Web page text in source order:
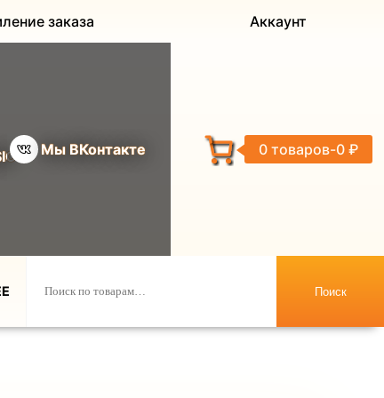
заказа Аккаунт
Мы ВКонтакте 0 товаров 0 ₽
Поиск